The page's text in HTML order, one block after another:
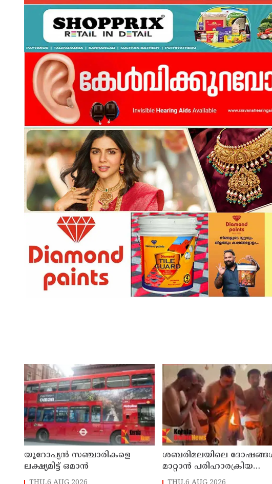
യൂറോപ്യന്‍ സഞ്ചാരികളെ
ലക്ഷ്യമിട്ട് ഒമാന്‍
ശബരിമലയിലെ
മാറ്റാൻ പരിഹാരക്രിയ
ആരംഭിച്ച് ദേവസ്വം; 25